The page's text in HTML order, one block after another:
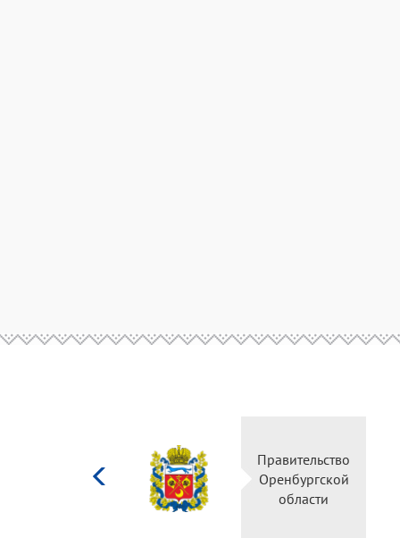
культуры
Российской
Правительство
Оренбургской
области